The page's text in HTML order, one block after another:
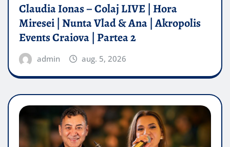
Claudia Ionas – Colaj LIVE | Hora
Miresei | Nunta Vlad & Ana | Akropolis
Events Craiova | Partea 2
admin aug. 5, 2026